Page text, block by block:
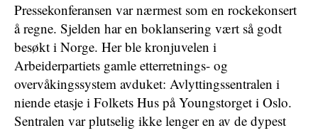
Pressekonferansen var nærmest som en rockekonsert
å regne. Sjelden har en boklansering vært så godt
besøkt i Norge. Her ble kronjuvelen i
Arbeiderpartiets gamle etterretnings- og
overvåkingssystem avduket: Avlyttingssentralen i
niende etasje i Folkets Hus på Youngstorget i Oslo.
Sentralen var plutselig ikke lenger en av de dypest